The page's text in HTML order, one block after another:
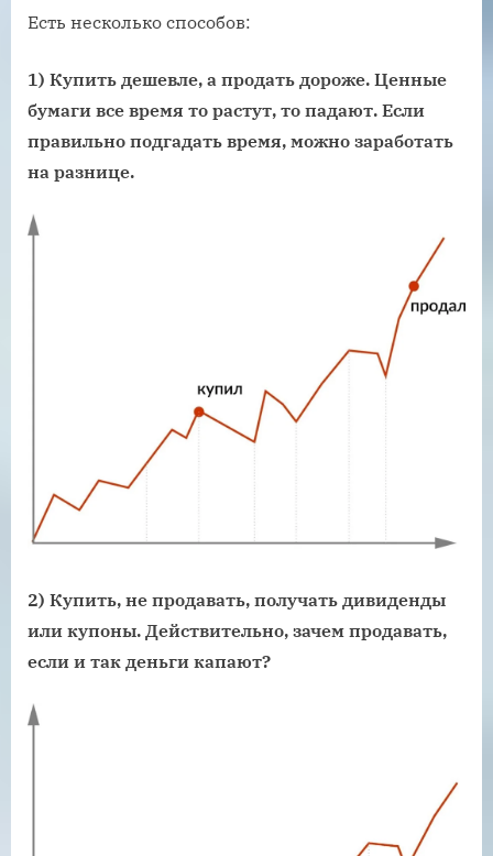
Есть несколько способов:
1) Купить дешевле, а продать дороже. Ценные
бумаги все время то растут, то падают. Если
правильно подгадать время, можно заработать
на разнице.
2) Купить, не продавать, получать дивиденды
или купоны. Действительно, зачем продавать,
если и так деньги капают?